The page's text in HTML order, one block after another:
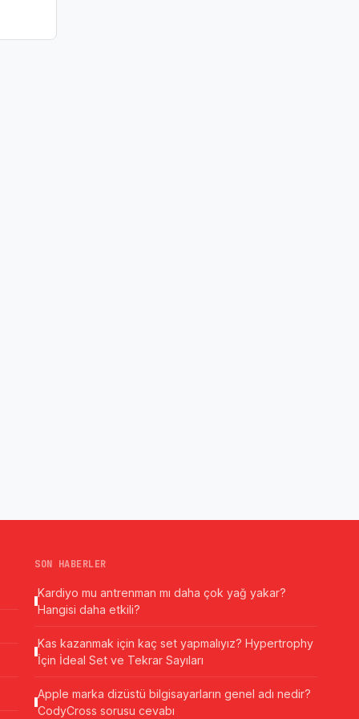
SON HABERLER
Kardiyo mu antrenman mı daha çok yağ yakar?
Hangisi daha etkili?
Kas kazanmak için kaç set yapmalıyız? Hypertrophy
İçin İdeal Set ve Tekrar Sayıları
Apple marka dizüstü bilgisayarların genel adı nedir?
CodyCross sorusu cevabı